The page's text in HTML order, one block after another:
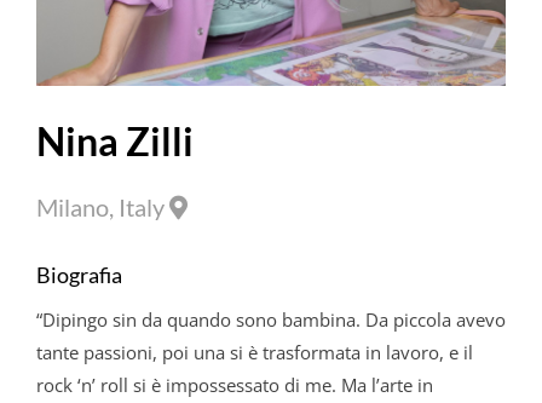
Nina Zilli
Milano, Italy
Biografia
“Dipingo sin da quando sono bambina. Da piccola avevo
tante passioni, poi una si è trasformata in lavoro, e il
rock ‘n’ roll si è impossessato di me. Ma l’arte in